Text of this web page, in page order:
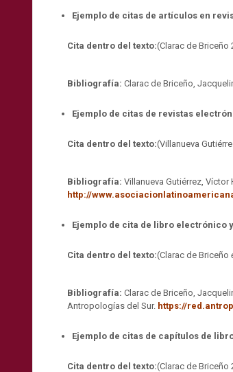
Ejemplo de citas de artículos en
Cita dentro del texto:(Clarac de Briceño
Bibliografía: Clarac de Briceño,
Ejemplo de citas de revistas
Cita dentro del texto:(Villanueva
Bibliografía: Villanueva Gutiérrez, Víctor
http://
Ejemplo de cita de libro electrónico
Cita dentro del texto:(Clarac de Briceño
Bibliografía: Clarac de Briceño,
Antropologías del Sur. https://
Ejemplo de citas de capítulos de
Cita dentro del texto:(Clarac de Briceño